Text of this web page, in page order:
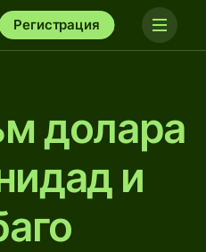
Регистрация
долара
и